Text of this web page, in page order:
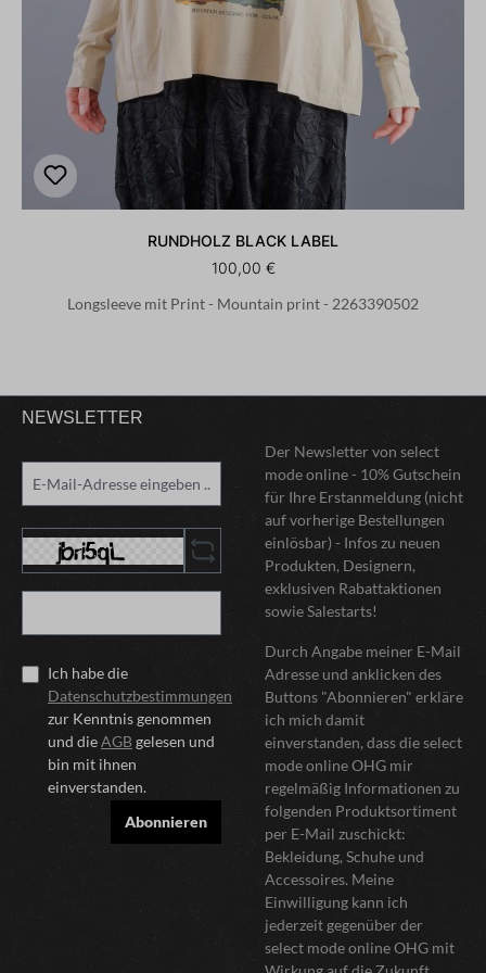
RUNDHOLZ BLACK LABEL
100,00 €
Longsleeve mit Print - Mountain print - 2263390502
NEWSLETTER
Ich habe die
Datenschutzbestimmungen
zur Kenntnis genommen
und dieAGBgelesen und
bin mit ihnen
einverstanden.
Abonnieren
Der Newsletter von select
mode online - 10% Gutschein
für Ihre Erstanmeldung (nicht
auf vorherige Bestellungen
einlösbar) - Infos zu neuen
Produkten, Designern,
exklusiven Rabattaktionen
sowie Salestarts!
Durch Angabe meiner E-Mail
Adresse und anklicken des
Buttons "Abonnieren" erkläre
ich mich damit
einverstanden, dass die select
mode online OHG mir
regelmäßig Informationen zu
folgenden Produktsortiment
per E-Mail zuschickt:
Bekleidung, Schuhe und
Accessoires. Meine
Einwilligung kann ich
jederzeit gegenüber der
select mode online OHG mit